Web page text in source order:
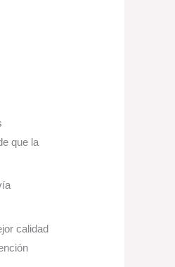
que la
calidad